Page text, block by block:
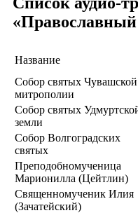
«Православный
Название
Собор святых Чувашской
митрополии
Собор святых
земли
Собор Волгоградских
святых
Преподобномученица
Марионилла (Цейтлин)
Священномученик Илия
(Зачатейский)